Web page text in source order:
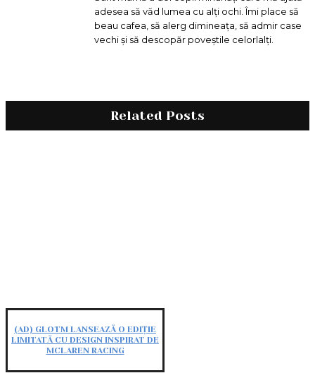
adesea să văd lumea cu alți ochi. Îmi place să
beau cafea, să alerg dimineața, să admir case
vechi și să descopăr poveștile celorlalți.
Related Posts
(AD) GLOTM LANSEAZĂ O EDIȚIE
LIMITATĂ CU DESIGN INSPIRAT DE
MCLAREN RACING